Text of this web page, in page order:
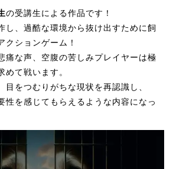
の受講生による作品です！
し、過酷な環境から抜け出すために飼
クションゲーム！
痛な声、空腹の苦しみプレイヤーは極
めて戦います。
目をつむりがちな現状を再認識し、
性を感じてもらえるような内容になっ